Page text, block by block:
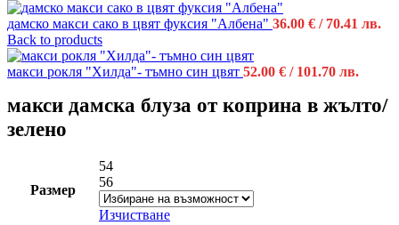
дамско макси сако в цвят фуксия "Албена" 36.00 € / 70.41 лв.
Back to products
макси рокля "Хилда"- тъмно син цвят 52.00 € / 101.70 лв.
макси дамска блуза от коприна в жълто/
зелено
Размер
54
56
Изчистване